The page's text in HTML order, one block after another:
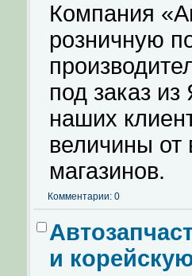
Компания
розничную
под заказ
наших
величины
магазинов.
Комментарии: 0
и